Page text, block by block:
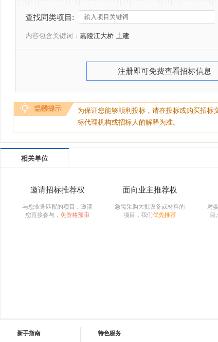
查找同类项目:
内容包含关键词： 嘉陵江大桥 土建
注册即可免费查看招标信息
为保证您能够顺利投标，请在投标或购买招
标代理机构或招标人的解释为准。
相关单位
邀请招标推荐权
与您业务匹配的项目，邀请
您直接参与， 免资格预审
面向业主推荐权
急需采购大批设备或材料的
项目，我们优先推荐
对
目
新手指南 特色服务